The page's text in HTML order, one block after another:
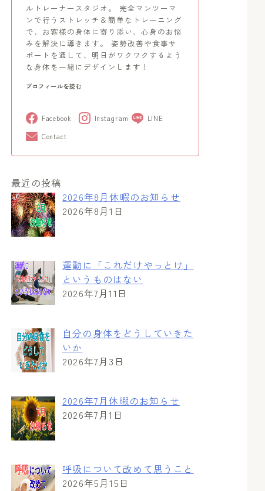
ルトレーナースタジオ。 完全マンツーマ
ンで行うストレッチ＆簡単なトレーニング
で、お客様の身体に寄り添い、心身のお悩
みを解決に導きます。 姿勢改善や食事サ
ポートを通して、明日がワクワクするよう
な身体を一緒にデザインします！
プロフィールを読む
Facebook Instagram
LINE
Contact
最近の投稿
2026年8月休暇のお知らせ
2026年8月1日
運動に「これだけやっとけ」
というものはない
2026年7月11日
自分の身体をどうしていきた
いか
2026年7月3日
2026年7月休暇のお知らせ
2026年7月1日
呼吸について改めて思うこと
2026年5月15日